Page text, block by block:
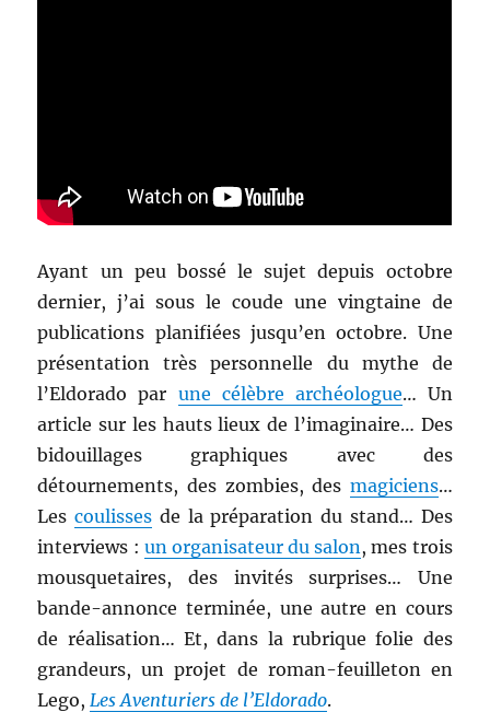
Ayant un peu bossé le sujet depuis octobre
dernier, j’ai sous le coude une vingtaine de
publications planifiées jusqu’en octobre. Une
présentation très personnelle du mythe de
l’Eldorado par une célèbre archéologue… Un
article sur les hauts lieux de l’imaginaire… Des
bidouillages graphiques avec des
détournements, des zombies, des magiciens…
Lescoulisses de la préparation du stand… Des
interviews : un organisateur du salon, mes trois
mousquetaires, des invités surprises… Une
bande-annonce terminée, une autre en cours
de réalisation… Et, dans la rubrique folie des
grandeurs, un projet de roman-feuilleton en
Lego,Les Aventuriers de l’Eldorado.